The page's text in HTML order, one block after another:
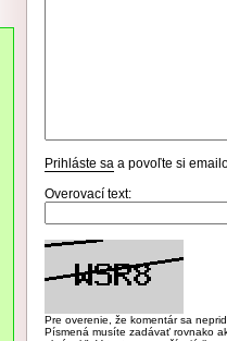
Prihláste sa a povoľte si
Overovací text:
Pre overenie, že komentár sa
Písmená musíte zadávať rovnako